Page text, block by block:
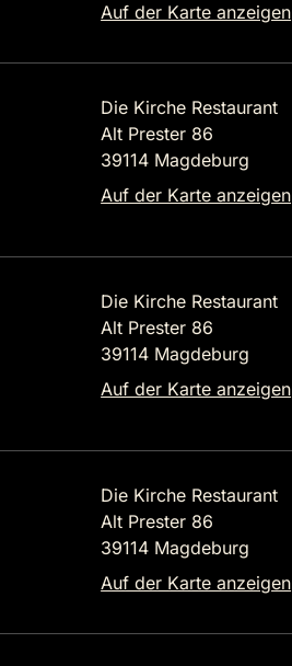
Auf der Karte anzeigen
Die Kirche Restaurant
Alt Prester 86
39114 Magdeburg
Auf der Karte anzeigen
Die Kirche Restaurant
Alt Prester 86
39114 Magdeburg
Auf der Karte anzeigen
Die Kirche Restaurant
Alt Prester 86
39114 Magdeburg
Auf der Karte anzeigen